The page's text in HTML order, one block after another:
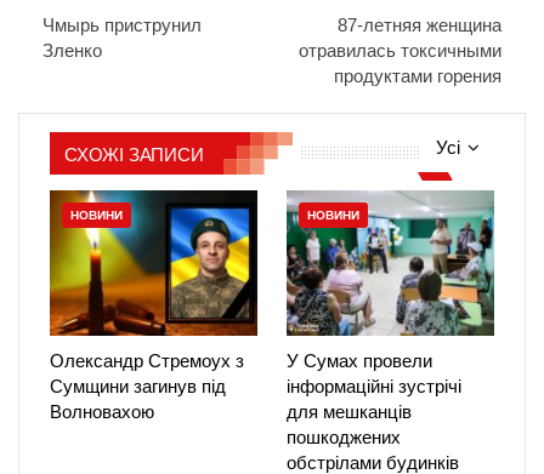
Чмырь приструнил
Зленко
87-летняя женщина
отравилась токсичными
продуктами горения
Усі
СХОЖІ ЗАПИСИ
НОВИНИ
Олександр Стремоух з
Сумщини загинув під
Волновахою
НОВИНИ
У Сумах провели
інформаційні зустрічі
для мешканців
пошкоджених
обстрілами будинків